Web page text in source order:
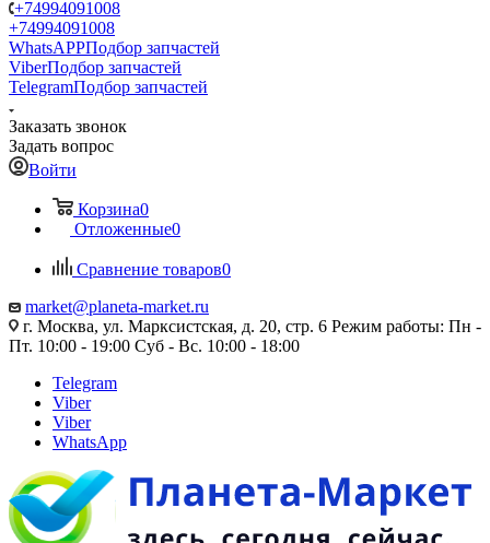
+74994091008
+74994091008
WhatsAPPПодбор запчастей
ViberПодбор запчастей
TelegramПодбор запчастей
Заказать звонок
Задать вопрос
Войти
Корзина0
Отложенные0
Сравнение товаров0
market@planeta-market.ru
г. Москва, ул. Марксистская, д. 20, стр. 6 Режим работы: Пн -
Пт. 10:00 - 19:00 Суб - Вс. 10:00 - 18:00
Telegram
Viber
Viber
WhatsApp